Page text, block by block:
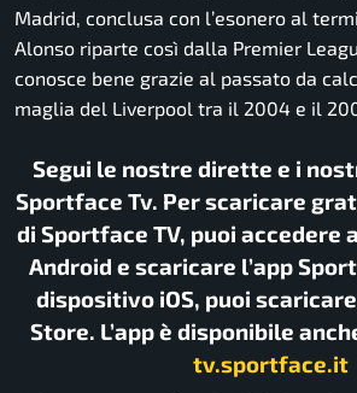
Madrid, conclusa con l’esonero al
Alonso riparte così dalla Premier
conosce bene grazie al passato da
maglia del Liverpool tra il 2004 e il
Segui le nostre dirette e i
Sportface Tv. Per scaricare
di Sportface TV, puoi accedere
Android e scaricare l’app
dispositivo iOS, puoi scaricare
Store. L’app è disponibile
tv.sportface.it